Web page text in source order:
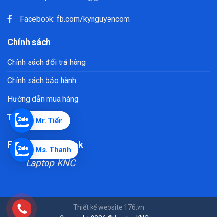
Facebook: fb.com/kynguyencom
Chính sách
Chính sách đổi trả hàng
Chính sách bảo hành
Hướng dẫn mua hàng
Trả góp laptop
Fanpage Facebook
Laptop KNC
Thiết kế website 176.vn
Ms. Thanh
Mr. Tiến